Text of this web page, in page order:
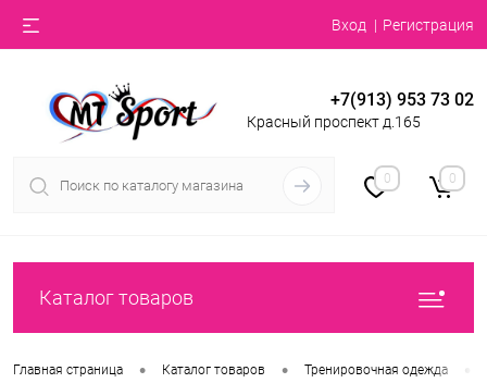
Вход Регистрация
+7(913) 953 73 02
Красный проспект д.165
0 0
Каталог товаров
Главная страница • Каталог товаров • Тренировочная одежда